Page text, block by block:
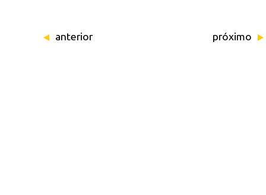
anterior próximo